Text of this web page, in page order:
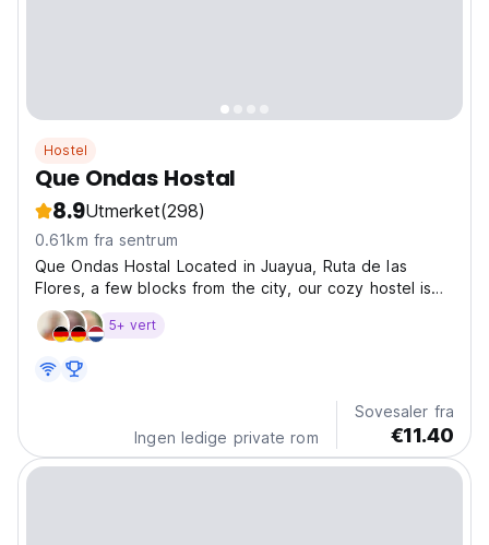
Hostel
Que Ondas Hostal
8.9Utmerket(298)
0.61km fra sentrum
Que Ondas Hostal Located in Juayua, Ruta de las
Flores, a few blocks from the city, our cozy hostel is
the perfect refuge for travelers in search of adventure,
tranquility and an authentic Salvadoran cultural
5+ vert
Ingen ledige private rom
Sovesaler fra
€11.40